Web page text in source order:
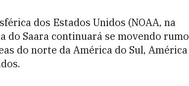
dos Estados Unidos (NOAA, na
do Saara continuará se movendo rumo
do norte da América do Sul, América